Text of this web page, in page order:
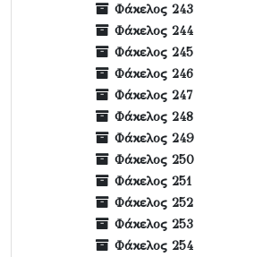
Φάκελος 243
Φάκελος 244
Φάκελος 245
Φάκελος 246
Φάκελος 247
Φάκελος 248
Φάκελος 249
Φάκελος 250
Φάκελος 251
Φάκελος 252
Φάκελος 253
Φάκελος 254